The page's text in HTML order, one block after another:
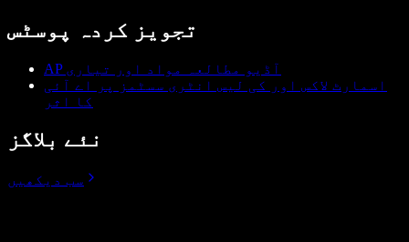
تجویز کردہ پوسٹس
AP آڈیو مطالعہ مواد اور تیاری
اسمارٹ لاکس اور کی لیس انٹری سسٹمز پر اے آئی
کا اثر
نئے بلاگز
سب دیکھیں